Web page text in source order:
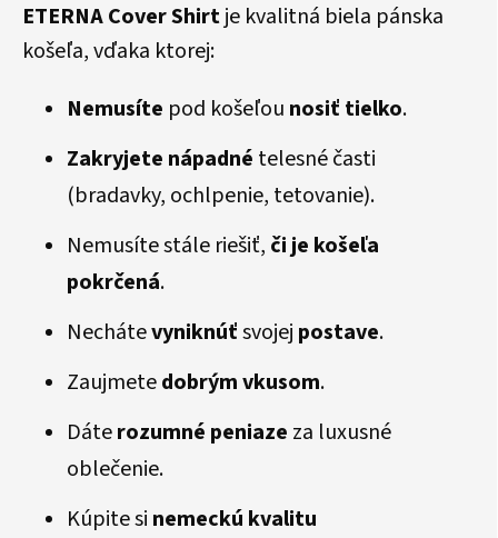
ETERNA Cover Shirtje kvalitná biela pánska
košeľa, vďaka ktorej:
Nemusíte pod košeľou nosiť tielko.
Zakryjete nápadné telesné časti
(bradavky, ochlpenie, tetovanie).
Nemusíte stále riešiť, či je košeľa
pokrčená.
Nechátevyniknúťsvojej postave.
Zaujmetedobrým vkusom.
Dáterozumné peniaze za luxusné
oblečenie.
Kúpite si nemeckú kvalitu